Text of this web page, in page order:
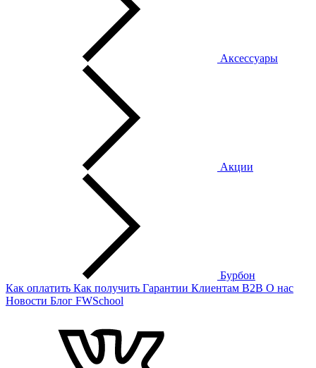
Аксессуары
Акции
Бурбон
Как оплатить Как получить Гарантии Клиентам B2B О нас
Новости Блог FWSchool